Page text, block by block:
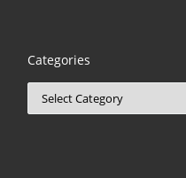
Categories